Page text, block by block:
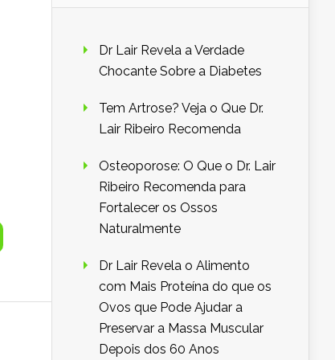
Dr Lair Revela a Verdade
Chocante Sobre a Diabetes
Tem Artrose? Veja o Que Dr.
Lair Ribeiro Recomenda
Osteoporose: O Que o Dr. Lair
Ribeiro Recomenda para
Fortalecer os Ossos
Naturalmente
Dr Lair Revela o Alimento
com Mais Proteína do que os
Ovos que Pode Ajudar a
Preservar a Massa Muscular
Depois dos 60 Anos